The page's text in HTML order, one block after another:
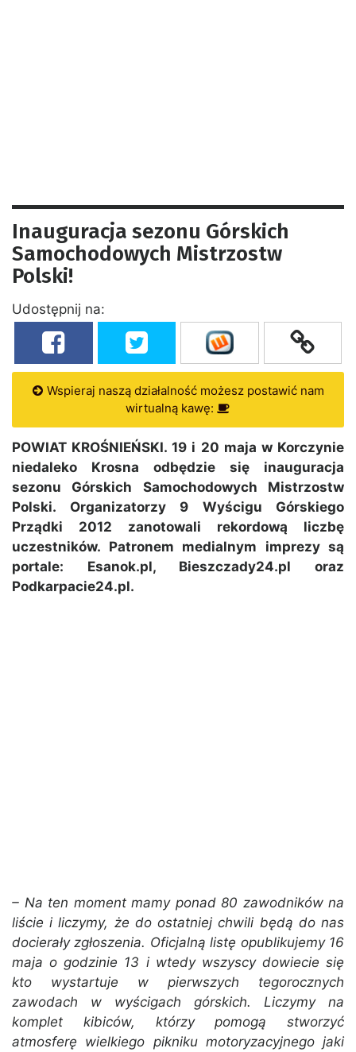
Inauguracja sezonu Górskich
Samochodowych Mistrzostw
Polski!
Udostępnij na:
Wspieraj naszą działalność możesz postawić nam
wirtualną kawę:
POWIAT KROŚNIEŃSKI. 19 i 20 maja w Korczynie
niedaleko Krosna odbędzie się inauguracja
sezonu Górskich Samochodowych Mistrzostw
Polski. Organizatorzy 9 Wyścigu Górskiego
Prządki 2012 zanotowali rekordową liczbę
uczestników. Patronem medialnym imprezy są
portale: Esanok.pl, Bieszczady24.pl oraz
Podkarpacie24.pl.
– Na ten moment mamy ponad 80 zawodników na
liście i liczymy, że do ostatniej chwili będą do nas
docierały zgłoszenia. Oficjalną listę opublikujemy 16
maja o godzinie 13 i wtedy wszyscy dowiecie się
kto wystartuje w pierwszych tegorocznych
zawodach w wyścigach górskich. Liczymy na
komplet kibiców, którzy pomogą stworzyć
atmosferę wielkiego pikniku motoryzacyjnego jaki